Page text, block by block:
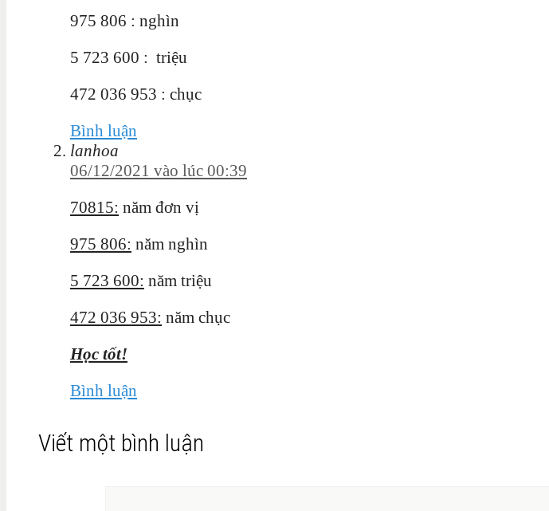
975 806 : nghìn
5 723 600 : triệu
472 036 953 : chục
Bình luận
lanhoa
06/12/2021 vào lúc 00:39
70815: năm đơn vị
975 806: năm nghìn
5 723 600: năm triệu
472 036 953: năm chục
Học tốt!
Bình luận
Viết một bình luận